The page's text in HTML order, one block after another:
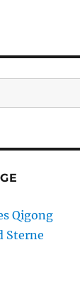
Qigong
Sterne